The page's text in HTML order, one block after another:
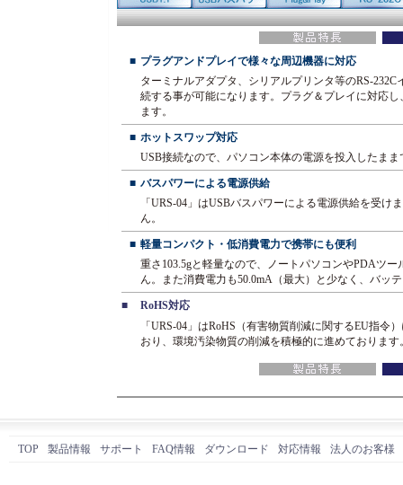
■ プラグアンドプレイで様々な周辺機器に対応
ターミナルアダプタ、シリアルプリンタ等のRS-
続する事が可能になります。プラグ＆プレイに対応
ます。
■ ホットスワップ対応
USB接続なので、パソコン本体の電源を投入したま
■ バスパワーによる電源供給
「URS-04」はUSBバスパワーによる電源供給を受
ん。
■ 軽量コンパクト・低消費電力で携帯にも便利
重さ103.5gと軽量なので、ノートパソコンやPDAツ
ん。また消費電力も50.0mA（最大）と少なく、バッ
■
RoHS対応
「URS-04」はRoHS（有害物質削減に関するEU指令
おり、環境汚染物質の削減を積極的に進めております
TOP 製品情報 サポート FAQ情報 ダウンロード 対応情報 法人のお客様